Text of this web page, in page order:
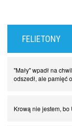
FELIETONY
"Mały" wpadł na
odszedł, ale pamięć
Krową nie jestem, bo